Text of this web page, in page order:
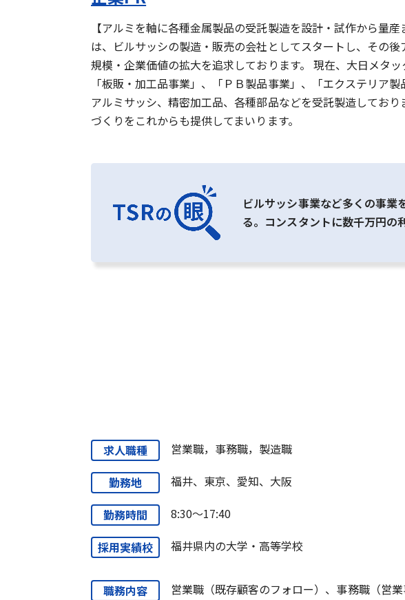
【アルミを軸に各種金属製品の受託製造を設計・試作から量
は、ビルサッシの製造・販売の会社としてスタートし、その
規模・企業価値の拡大を追求しております。 現在、大日メタ
「板販・加工品事業」、「ＰＢ製品事業」、「エクステリア
アルミサッシ、精密加工品、各種部品などを受託製造してお
づくりをこれからも提供してまいります。
ビルサッシ事業など多くの事業
る。コンスタントに数千万円の
求人職種 営業職，事務職，製造職
勤務地 福井、東京、愛知、大阪
勤務時間 8:30～17:40
採用実績校 福井県内の大学・高等学校
職務内容 営業職（既存顧客のフォロー）、事務職（営